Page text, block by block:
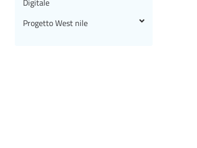
Digitale
Progetto West nile